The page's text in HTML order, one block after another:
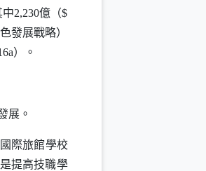
2,230億（$
發展戰略）
）。
展。
際旅館學校
提高技職學